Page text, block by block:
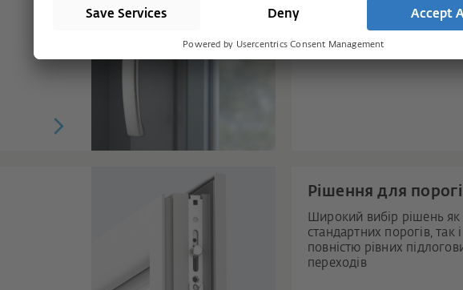
TITAN vent secure
Рішення для
Широкий вибір рішень
стандартних порогів, так
повністю рівних
переходів